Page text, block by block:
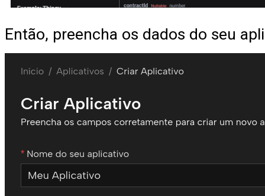
Então, preencha os dados do seu